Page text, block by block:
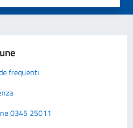
frequenti
0345 25011